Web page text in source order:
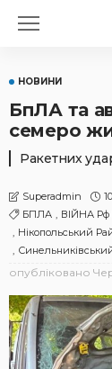
НОВИНИ
БпЛА та
семеро
Ракетних
Superadmin
БПЛА
ВІЙНА
Нікопольський
опубліковано